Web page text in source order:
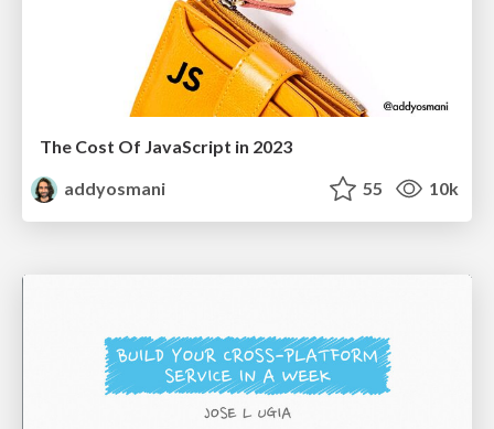
The Cost Of JavaScript in 2023
addyosmani
55 10k